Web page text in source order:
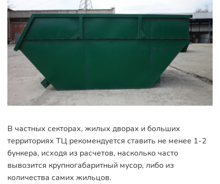
В частных секторах, жилых дворах и больших
территориях ТЦ рекомендуется ставить не менее 1-2
бункера, исходя из расчетов, насколько часто
вывозится крупногабаритный мусор, либо из
количества самих жильцов.